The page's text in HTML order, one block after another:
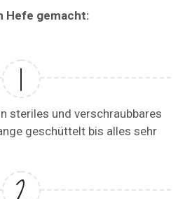
Hefe gemacht:
steriles und verschraubbares
geschüttelt bis alles sehr